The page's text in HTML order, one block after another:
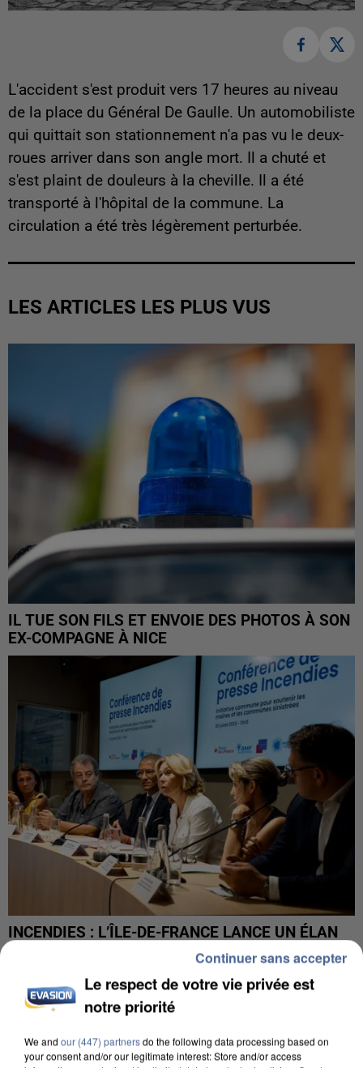
L'accident s'est produit vers 17 heures au niveau
de la place du Général De Gaulle. Un automobiliste
qui quittait son stationnement n'a pas vu le deux-
roues arriver dans son angle mort. Il a chuté et
s'est plaint de douleurs à la cheville. Il a été
transporté à l'hôpital de la commune. La
circulation a été très légèrement perturbée.
LES ARTICLES LES PLUS VUS
IL TUE SON FILS ET ENVOIE DES PHOTOS À SON
EX-COMPAGNE À NICE
INCENDIES : L’ÎLE-DE-FRANCE LANCE UN ÉLAN
DE SOLIDARITÉ AVEC LES...
Le respect de votre vie privée est
notre priorité
We and our (447) partnersdo the following data processing based on
your consent and/or our legitimate interest: Store and/or access
Continuer sans accepter